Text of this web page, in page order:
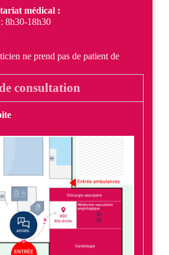
médical :
8h30-18h30
ne prend pas de patient de
consultation